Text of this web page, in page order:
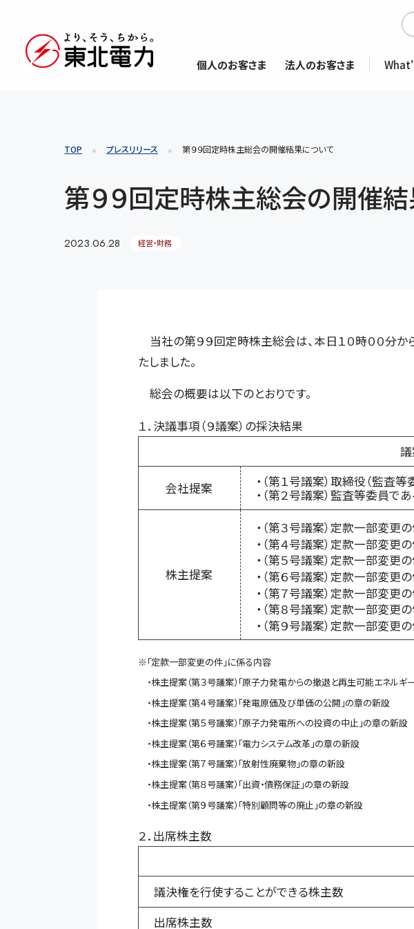
個人のお客さま 法人のお客さま
TOP プレスリリース 第９９回定時株主総会の開催結果について
第９９回定時株主総会の開催
2023.06.28 経営・財務
当社の第９９回定時株主総会は、本日１０時００分
たしました。
総会の概要は以下のとおりです。
１．決議事項（９議案）の採決結果
会社提案
・（第１号議案）取締役（監査
・（第２号議案）監査等委員で
株主提案
・（第３号議案）定款一部変更の
・（第４号議案）定款一部変更の
・（第５号議案）定款一部変更の
・（第６号議案）定款一部変更の
・（第７号議案）定款一部変更の
・（第８号議案）定款一部変更の
・（第９号議案）定款一部変更の
※「定款一部変更の件」に係る内容
・株主提案（第３号議案）「原子力発電からの撤退と再生可能エネル
・株主提案（第４号議案）「発電原価及び単価の公開」の章の新設
・株主提案（第５号議案）「原子力発電所への投資の中止」の章の新設
・株主提案（第６号議案）「電力システム改革」の章の新設
・株主提案（第７号議案）「放射性廃棄物」の章の新設
・株主提案（第８号議案）「出資・債務保証」の章の新設
・株主提案（第９号議案）「特別顧問等の廃止」の章の新設
２．出席株主数
議決権を行使することができる株主数
出席株主数